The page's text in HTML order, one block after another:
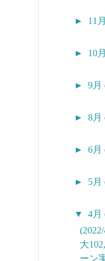
► 11月
► 10月
► 9月
► 8月
► 6月
► 5月
▼ 4月
大
ーン